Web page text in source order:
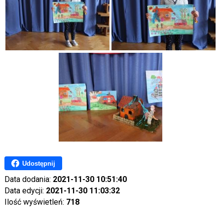
Udostępnij
Data dodania: 2021-11-30 10:51:40
Data edycji: 2021-11-30 11:03:32
Ilość wyświetleń: 718